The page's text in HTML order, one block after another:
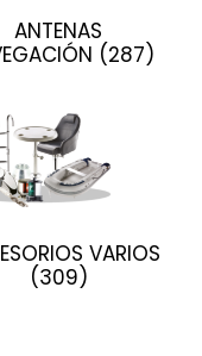
ANTENAS
(287)
VARIOS
(309)